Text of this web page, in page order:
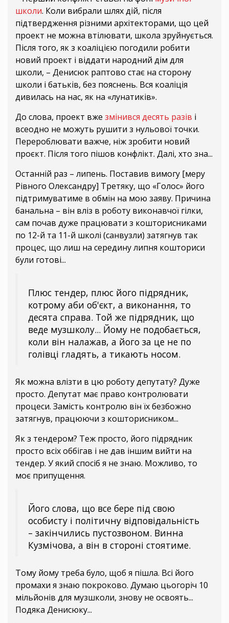
школи. Коли вибрали шлях дій, після
підтвердження різними архітекторами, що цей
проект не можна втілювати, школа зруйнується.
Після того, як з коаліцією погодили робити
новий проект і віддати народний дім для
школи, – Денисюк раптово стає на сторону
школи і батьків, без пояснень. Вся коаліція
дивилась на нас, як на «лунатиків».
До слова, проект вже змінився десять разів і
всеодно не можуть рушити з нульової точки.
Перероблювати важче, ніж зробити новий
проєкт. Після того пішов конфлікт. Далі, хто зна...
Останній раз – липень. Поставив вимогу [меру
Рівного Олександру] Третяку, що «Голос» його
підтримуватиме в обмін на мою заяву. Причина
банальна – він вліз в роботу виконавчої гілки,
сам почав дуже працювати з кошторисниками
по 12-й та 11-й школі (санвузли) затягнув так
процес, що лиш на середину липня кошториси
були готові...
Плюс тендер, плюс його підрядник,
котрому аби об'єкт, а виконання, то
десята справа. Той же підрядник, що
веде музшколу... Йому не подобається,
коли він налажав, а його за це не по
голівці гладять, а тикають носом.
Як можна влізти в цю роботу депутату? Дуже
просто. Депутат має право контролювати
процеси. Замість контролю він їх безбожно
затягнув, працюючи з кошторисником...
Як з тендером? Теж просто, його підрядник
просто всіх оббігав і не дав іншим вийти на
тендер. У який спосіб я не знаю. Можливо, то
моє припущення.
Його слова, що все бере під свою
особисту і політичну відповідальність
– закінчились пустозвоном. Винна
Кузмічова, а він в стороні стоятиме.
Тому йому треба було, щоб я пішла. Всі його
промахи я знаю покроково. Думаю цьогоріч 10
мільйонів для музшколи, знову не освоять...
Подяка Денисюку...